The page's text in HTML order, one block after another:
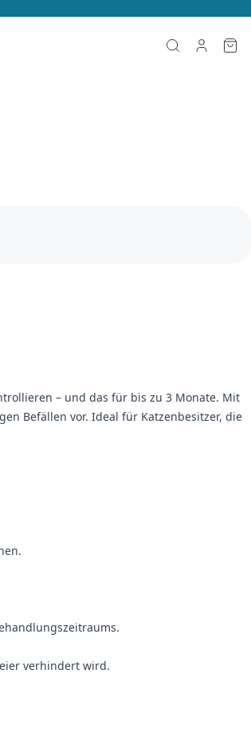
– und das für bis zu 3 Monate. Mit
Befällen vor. Ideal für Katzenbesitzer, die
verhindert wird.